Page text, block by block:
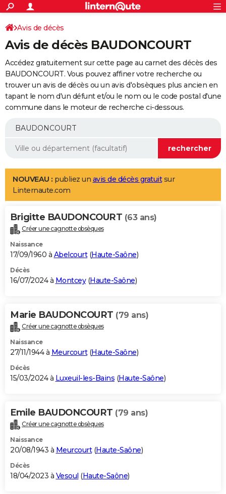
ACTUALITÉS
Politique
Société
Faits Divers
Education
Monde
Villes
+
SPORT
Coupe du monde 2026
Football
Tennis
Cyclisme
Rugby
Forum
Programme TV
TNT
Streaming
Cinéma
Sorties cinéma
Musique
+
FINANCE
Retraite
Epargne
Immobilier
Risques naturels par ville
Assurance
AUTO
Essais
Réserver un essai
Citadines
Berlines
SUV
Forum auto
+
Mobiles
Meilleur smartphone
Internet
Ordinateurs
Jeux vidéo
Guide high-tech
Aménagement intérieur
LIFESTYLE
Art de vivre
Bien-être
Loisirs
Mode
Modes de vie
Alimentation
Guide de la santé
Maladies
Médicaments
Sommeil
VOYAGE
Destinations
City break
Voyage nature
Voyage de noces
Forum
Climat
+PHOTO
GUIDES D'ACHAT
BONS PLANS
Carte de Noël
Carte Bonne année
Carte Saint-Valentin
Carte Pâques
Carte d'anniversaire
DICTIONNAIRE
Dictionnaire
Biographies
Citations
Expressions
Proverbes
PROGRAMME TV
S'inscrire
Se connecter
Lycées
Collèges
Primaires
Universités
Entreprises
Service militaire
Avis de recherche
AVIS DE DÉCÈS
Bricolage
Lifestyle
Culture
Sport
Auto
Television
Voyage
Cinema
Avis de décès
Avis de décès BAUDONCOURT
Accédez gratuitement sur cette page au carnet des décès des
BAUDONCOURT. Vous pouvez affiner votre recherche ou
trouver un avis de décès ou un avis d'obsèques plus ancien en
tapant le nom d'un défunt et/ou le nom ou le code postal d'une
commune dans le moteur de recherche ci-dessous.
NOUVEAU : publiez un avis de décès gratuitsur
Linternaute.com
Brigitte BAUDONCOURT (63 ans)
Créer une cagnotte obsèques
Naissance
17/09/1960 à Abelcourt(Haute-Saône)
Décès
16/07/2024 à Montcey(Haute-Saône)
Marie BAUDONCOURT (79 ans)
Créer une cagnotte obsèques
Naissance
27/11/1944 à Meurcourt(Haute-Saône)
Décès
15/03/2024 à Luxeuil-les-Bains (Haute-Saône)
Emile BAUDONCOURT (79 ans)
Créer une cagnotte obsèques
Naissance
20/08/1943 à Meurcourt(Haute-Saône)
Décès
18/04/2023 à Vesoul (Haute-Saône)